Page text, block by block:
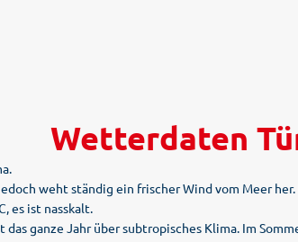
Wetterdaten
weht ständig ein frischer Wind vom Meer
es ist nasskalt.
ganze Jahr über subtropisches Klima. Im